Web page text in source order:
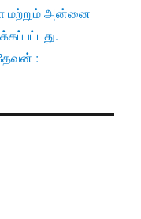
மற்றும் அன்னை
: